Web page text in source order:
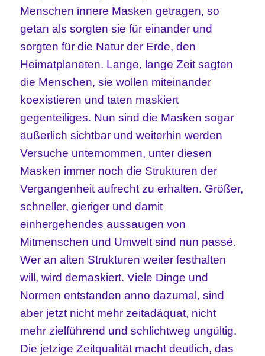
Menschen innere Masken getragen, so
getan als sorgten sie für einander und
sorgten für die Natur der Erde, den
Heimatplaneten. Lange, lange Zeit sagten
die Menschen, sie wollen miteinander
koexistieren und taten maskiert
gegenteiliges. Nun sind die Masken sogar
äußerlich sichtbar und weiterhin werden
Versuche unternommen, unter diesen
Masken immer noch die Strukturen der
Vergangenheit aufrecht zu erhalten. Größer,
schneller, gieriger und damit
einhergehendes aussaugen von
Mitmenschen und Umwelt sind nun passé.
Wer an alten Strukturen weiter festhalten
will, wird demaskiert. Viele Dinge und
Normen entstanden anno dazumal, sind
aber jetzt nicht mehr zeitadäquat, nicht
mehr zielführend und schlichtweg ungültig.
Die jetzige Zeitqualität macht deutlich, das